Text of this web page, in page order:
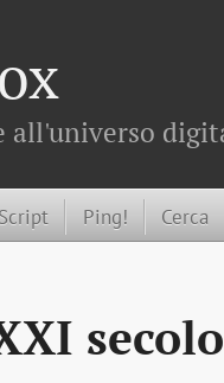
all'universo
Script Ping! Cerca
secolo